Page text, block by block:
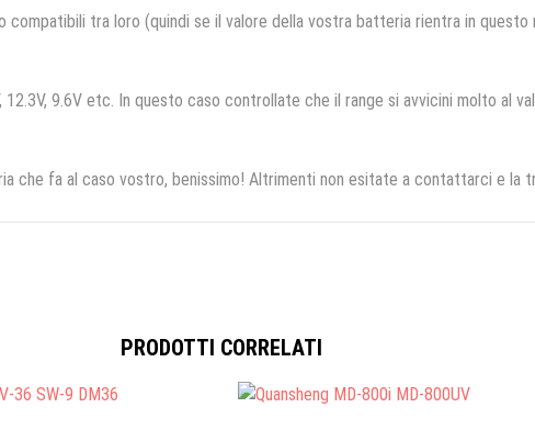
compatibili tra loro (quindi se il valore della vostra batteria rientra in
9.6V etc. In questo caso controllate che il range si avvicini molto al
che fa al caso vostro, benissimo! Altrimenti non esitate a contattarci e la
PRODOTTI CORRELATI